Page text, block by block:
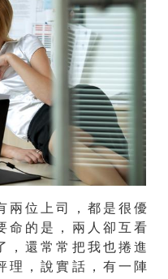
兩位上司，都是很優
命的是，兩人卻互看
，還常常把我也捲進
理，說實話，有一陣